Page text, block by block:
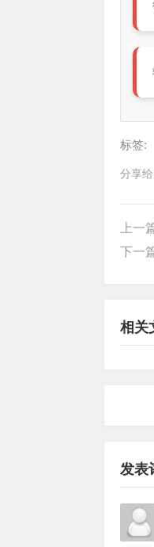
标签:
分享给
上一
下一
相关
发表